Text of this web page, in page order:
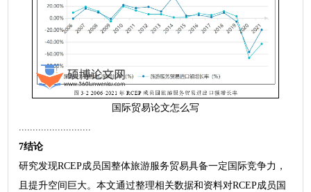
国际贸易论文怎么写
..........................
7结论
研究发现RCEP成员国整体旅游服务贸易具备一定国际竞争力，
且提升空间巨大。本文通过整理相关数据和资料对RCEP成员国